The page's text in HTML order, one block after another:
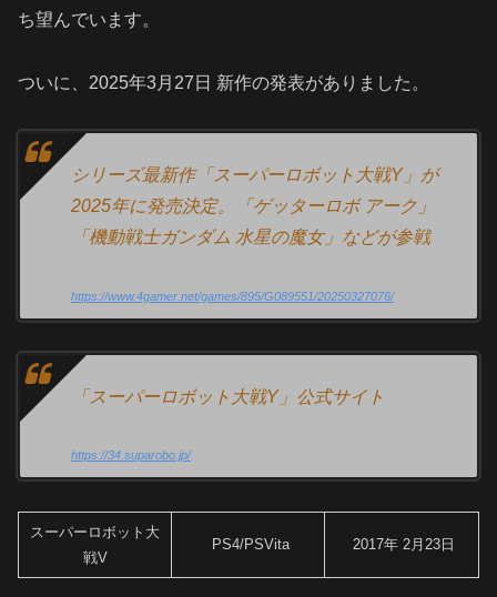
ち望んでいます。
ついに、2025年3月27日 新作の発表がありました。
シリーズ最新作「スーパーロボット大戦Y」が
2025年に発売決定。「ゲッターロボ アーク」
「機動戦士ガンダム 水星の魔女」などが参戦
https://www.4gamer.net/games/895/G089551/20250327076/
「スーパーロボット大戦Y」公式サイト
https://34.suparobo.jp/
スーパーロボット大
戦V
PS4/PSVita 2017年 2月23日